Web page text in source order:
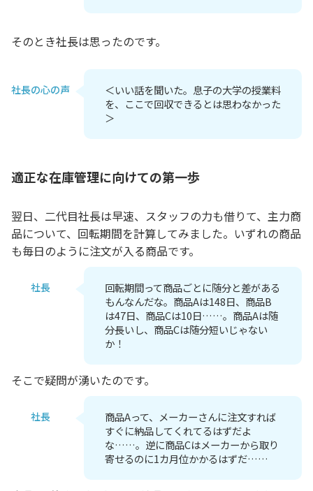
そのとき社長は思ったのです。
社長の心の声
＜いい話を聞いた。息子の大学の授業料
を、ここで回収できるとは思わなかった
＞
適正な在庫管理に向けての第一歩
翌日、二代目社長は早速、スタッフの力も借りて、主力商
品について、回転期間を計算してみました。いずれの商品
も毎日のように注文が入る商品です。
社長
回転期間って商品ごとに随分と差がある
もんなんだな。商品Aは148日、商品B
は47日、商品Cは10日……。商品Aは随
分長いし、商品Cは随分短いじゃない
か！
そこで疑問が湧いたのです。
社長
商品Aって、メーカーさんに注文すれば
すぐに納品してくれてるはずだよ
な……。逆に商品Cはメーカーから取り
寄せるのに1カ月位かかるはずだ……